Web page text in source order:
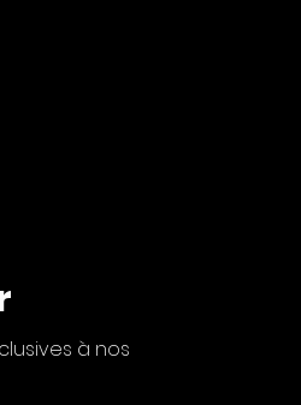
à nos